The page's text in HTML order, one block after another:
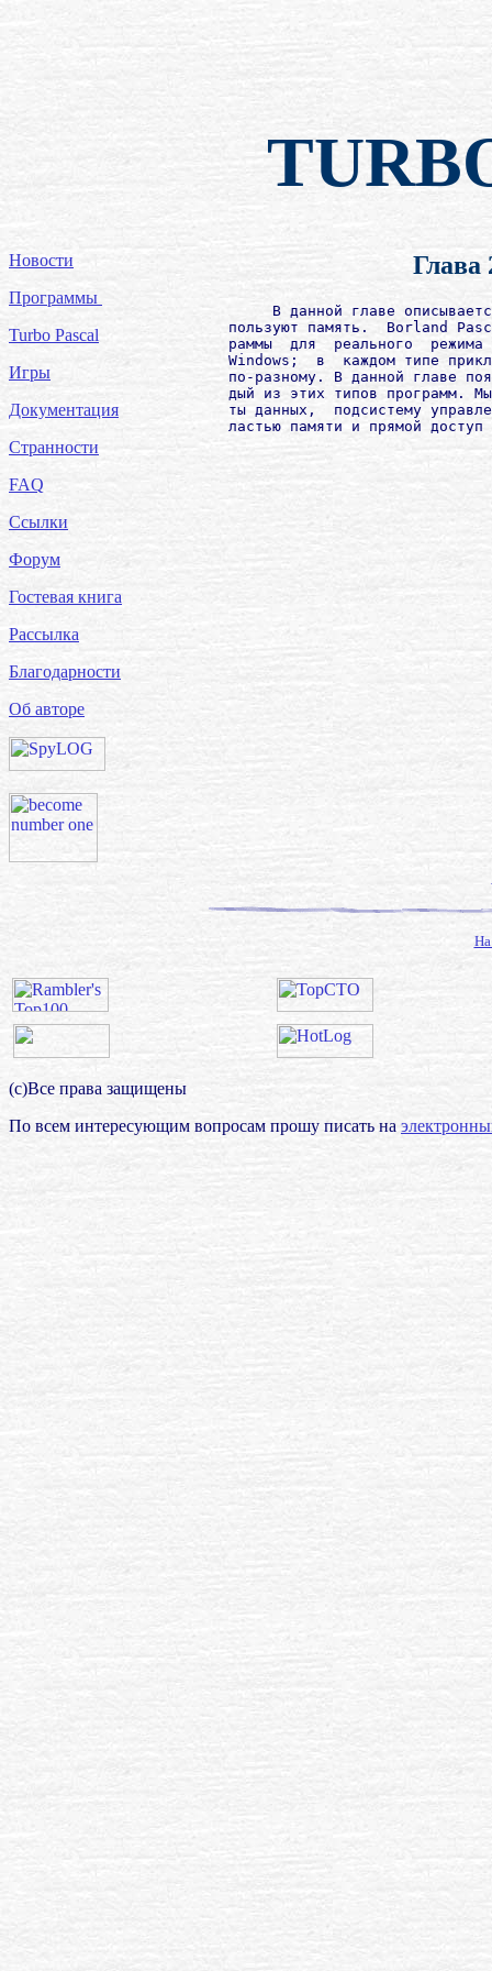
Новости
Программы
Turbo Pascal
Игры
Документация
Странности
FAQ
Ссылки
Форум
Гостевая книга
Рассылка
Благодарности
Об авторе
Глава
В данной главе
пользуют память.  Borland
раммы  для  реального
Windows;  в  каждом типе
по-разному. В данной главе
дый из этих типов программ.
ты данных,  подсистему
(с)Все права защищены
По всем интересующим вопросам прошу писать на